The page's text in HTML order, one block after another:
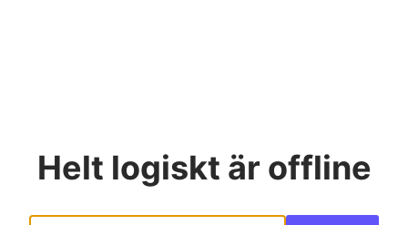
Helt logiskt är offline